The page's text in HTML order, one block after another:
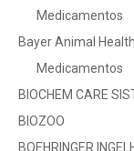
Medicamentos
Bayer Animal Health
Medicamentos
BIOCHEM CARE
BIOZOO
BOEHRINGER